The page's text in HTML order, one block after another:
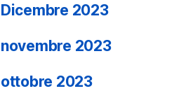
Dicembre 2023
novembre 2023
ottobre 2023